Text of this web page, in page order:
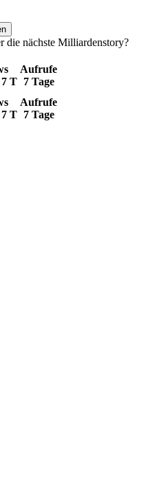
die nächste Milliardenstory?
7 T
Aufrufe
7 Tage
7 T
Aufrufe
7 Tage